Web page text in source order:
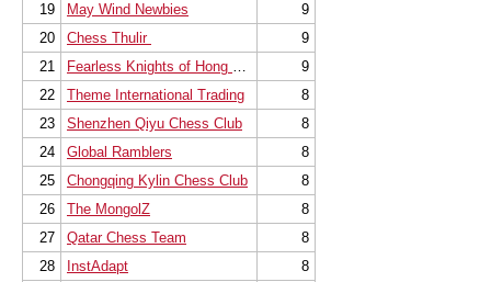
19
May Wind Newbies
9
20
Chess Thulir
9
21
Fearless Knights of Hong Kong China Chess Sch
9
22
Theme International Trading
8
23
Shenzhen Qiyu Chess Club
8
24
Global Ramblers
8
25
Chongqing Kylin Chess Club
8
26
The MongolZ
8
27
Qatar Chess Team
8
28
InstAdapt
8